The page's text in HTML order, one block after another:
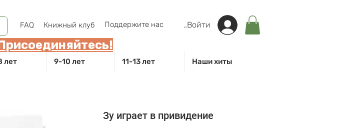
FAQ Книжный клуб Поддержите нас Войти
лет 9-10 лет 11-13 лет Наши хиты
Зу играет в привидение